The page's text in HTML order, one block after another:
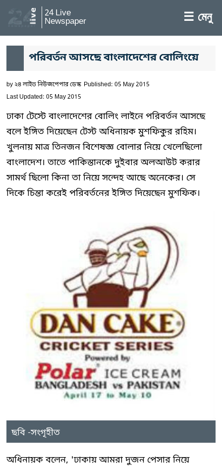
24 Live
Newspaper ☰ মেনু
পরিবর্তন আসছে বাংলাদেশের বোলিংয়ে
by২৪ লাইভ নিউজপেপার ডেস্ক Published: 05 May 2015
Last Updated: 05 May 2015
ঢাকা টেস্টে বাংলাদেশের বোলিং লাইনে পরিবর্তন আসছে
বলে ইঙ্গিত দিয়েছেন টেস্ট অধিনায়ক মুশফিকুর রহিম।
খুলনায় মাত্র তিনজন বিশেষজ্ঞ বোলার নিয়ে খেলেছিলো
বাংলাদেশ। তাতে পাকিস্তানকে দুইবার অলআউট করার
সামর্থ ছিলো কিনা তা নিয়ে সন্দেহ আছে অনেকের। সে
দিকে চিন্তা করেই পরিবর্তনের ইঙ্গিত দিয়েছেন মুশফিক।
ছবি -সংগৃহীত
অধিনায়ক বলেন, 'ঢাকায় আমরা দুজন পেসার নিয়ে